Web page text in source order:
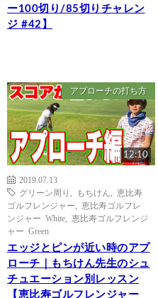
ー100切り/85切りチャレン
ジ #42】
アプローチの打ち方
12:10
2019.07.13
グリーン周り
もちけん
恵比寿
ゴルフレンジャー
恵比寿ゴルフレ
ンジャー White
恵比寿ゴルフレンジ
ャー Green
エッジとピンが近い時のアプ
ローチ｜もちけん先生のシュ
チュエーション別レッスン
【恵比寿ゴルフレンジャー